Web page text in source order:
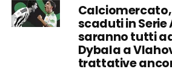
scaduti in Serie
saranno tutti
Dybala a
trattative